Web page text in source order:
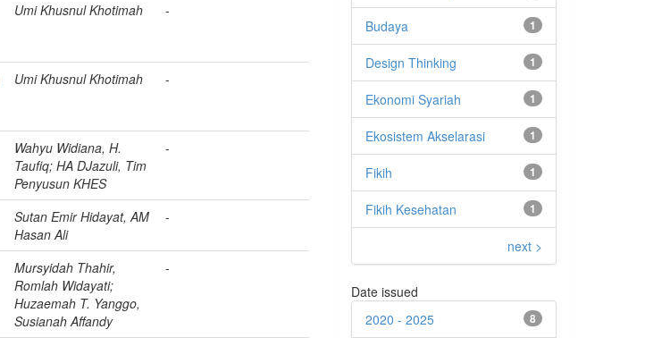
Umi Khusnul Khotimah -
Umi Khusnul Khotimah -
Wahyu Widiana, H.
Taufiq; HA DJazuli, Tim
Penyusun KHES
-
Sutan Emir Hidayat, AM
Hasan Ali
-
Mursyidah Thahir,
Romlah Widayati;
Huzaemah T. Yanggo,
Susianah Affandy
-
1
Budaya
1
Design Thinking
1
Ekonomi Syariah
1
Ekosistem Akselarasi
1
Fikih
1
Fikih Kesehatan
next >
Date issued
8
2020 - 2025